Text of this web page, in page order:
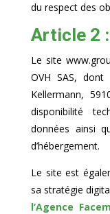
du respect des
Article 2 :
Le site
OVH SAS,
Kellermann,
disponibilité
données ainsi
d’hébergement.
Le site est
sa stratégie
l’Agence